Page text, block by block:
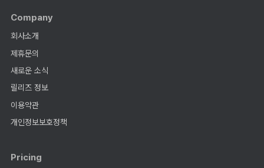
Company
회사소개
제휴문의
새로운 소식
릴리즈 정보
이용약관
개인정보보호정책
Pricing